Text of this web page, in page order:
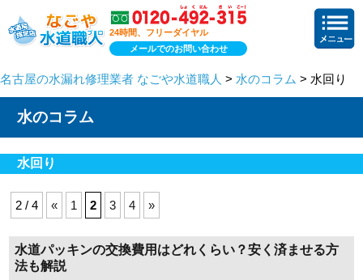
24時間、フリーダイヤル
メールでのお問い合わせ
名古屋の水漏れ修理業者 なごや水道職人 > 水のコラム > 水回り
水のコラム
水回り
2 / 4 « 1 2 3 4 »
水道パッキンの交換費用はどれくらい？安く済ませる方
法も解説